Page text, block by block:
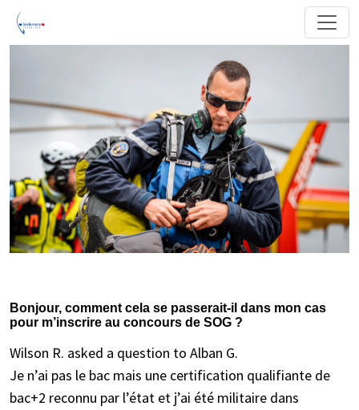
Bonjour, comment cela se passerait-il dans mon cas
pour m’inscrire au concours de SOG ?
Wilson R. asked a question to Alban G.
Je n’ai pas le bac mais une certification qualifiante de
bac+2 reconnu par l’état et j’ai été militaire dans